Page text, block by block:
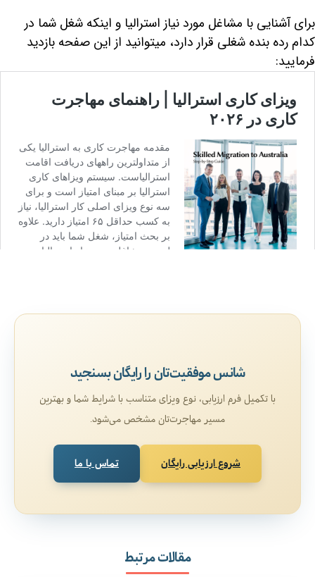
برای آشنایی با مشاغل مورد نیاز استرالیا و اینکه شغل شما در
کدام رده بنده شغلی قرار دارد، میتوانید از این صفحه بازدید
فرمایید:
شانس موفقیت‌تان را رایگان بسنجید
با تکمیل فرم ارزیابی، نوع ویزای متناسب با شرایط شما و بهترین
مسیر مهاجرت‌تان مشخص می‌شود.
شروع ارزیابی رایگان تماس با ما
مقالات مرتبط